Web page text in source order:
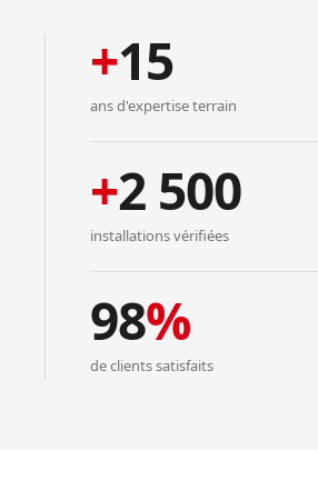
+15
ans d'expertise terrain
+2 500
installations vérifiées
98%
de clients satisfaits